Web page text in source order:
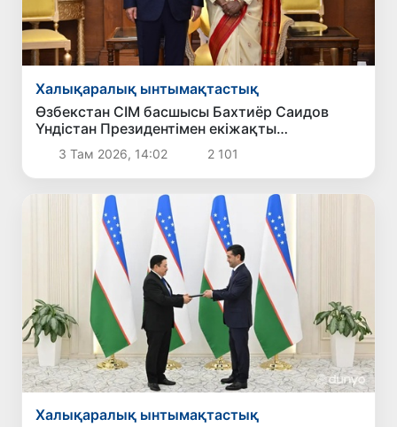
Халықаралық ынтымақтастық
Өзбекстан СІМ басшысы Бахтиёр Саидов
Үндістан Президентімен екіжақты
байланыстарды нығайту мәселелерін
талқылады
3 Там 2026, 14:02 2 101
Халықаралық ынтымақтастық